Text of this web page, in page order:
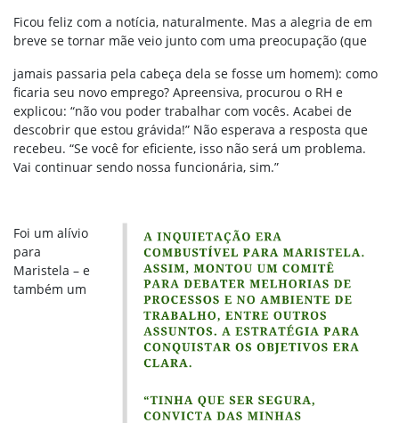
Ficou feliz com a notícia, naturalmente. Mas a alegria de em
breve se tornar mãe veio junto com uma preocupação (que
jamais passaria pela cabeça dela se fosse um homem): como
ficaria seu novo emprego? Apreensiva, procurou o RH e
explicou: “não vou poder trabalhar com vocês. Acabei de
descobrir que estou grávida!” Não esperava a resposta que
recebeu. “Se você for eficiente, isso não será um problema.
Vai continuar sendo nossa funcionária, sim.”
Foi um alívio
para
Maristela – e
também um